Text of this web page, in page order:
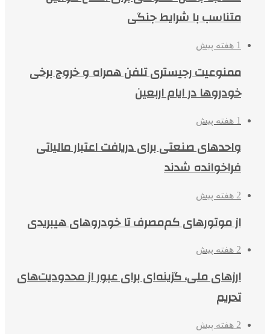
متناسب با شرایط جنگی
1 هفته پیش
ممنوعیت رجیستری تلفن همراه و خروج برخی
خودروها در ایام اربعین
1 هفته پیش
واحدهای صنعتی برای دریافت اعتبار مالیاتی
فراخوانده شدند
2 هفته پیش
از موتورهای کم‌مصرف تا خودروهای هیبریدی
2 هفته پیش
ارزهای ملی، گزینه‌ای برای عبور از محدودیت‌های
تحریم
2 هفته پیش